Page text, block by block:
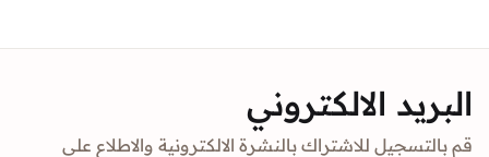
البريد الالكتروني
قم بالتسجيل للاشتراك بالنشرة الالكترونية والاطلاع على